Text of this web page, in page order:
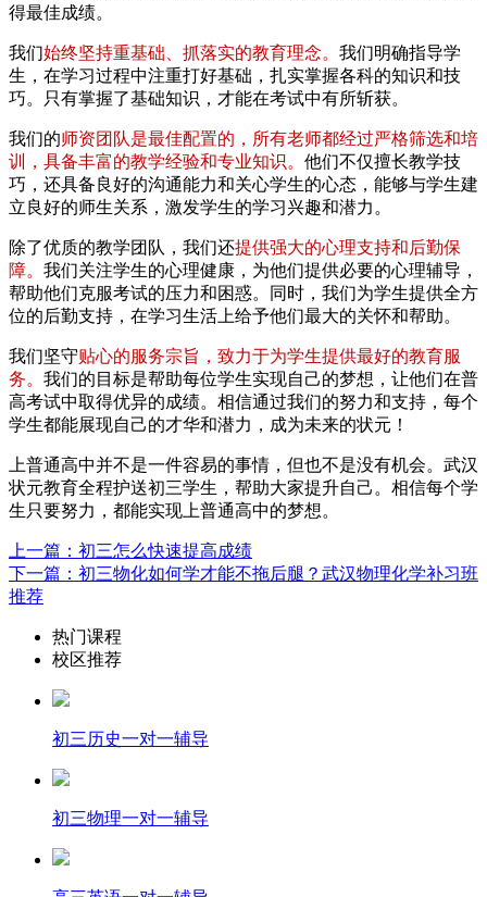
得最佳成绩。
我们始终坚持重基础、抓落实的教育理念。 我们明确指导学
生，在学习过程中注重打好基础，扎实掌握各科的知识和技
巧。只有掌握了基础知识，才能在考试中有所斩获。
我们的师资团队是最佳配置的，所有老师都经过严格筛选和培
训，具备丰富的教学经验和专业知识。 他们不仅擅长教学技
巧，还具备良好的沟通能力和关心学生的心态，能够与学生建
立良好的师生关系，激发学生的学习兴趣和潜力。
除了优质的教学团队，我们还提供强大的心理支持和后勤保
障。 我们关注学生的心理健康，为他们提供必要的心理辅导，
帮助他们克服考试的压力和困惑。同时，我们为学生提供全方
位的后勤支持，在学习生活上给予他们最大的关怀和帮助。
我们坚守贴心的服务宗旨，致力于为学生提供最好的教育服
务。 我们的目标是帮助每位学生实现自己的梦想，让他们在普
高考试中取得优异的成绩。相信通过我们的努力和支持，每个
学生都能展现自己的才华和潜力，成为未来的状元！
上普通高中并不是一件容易的事情，但也不是没有机会。武汉
状元教育全程护送初三学生，帮助大家提升自己。相信每个学
生只要努力，都能实现上普通高中的梦想。
上一篇：初三怎么快速提高成绩
下一篇：初三物化如何学才能不拖后腿？武汉物理化学补习班
推荐
热门课程
校区推荐
初三历史一对一辅导
初三物理一对一辅导